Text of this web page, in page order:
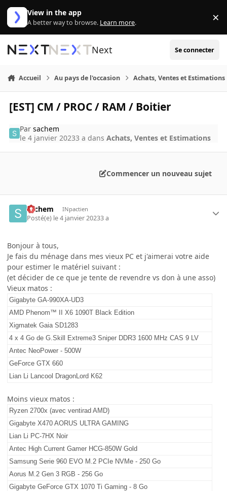
Aller au contenu
View in the app
A better way to browse. Learn more. ×
Next Se connecter
Accueil Au pays de l'occasion Achats, Ventes et Estimations
[EST] CM / PROC / RAM / Boitier
Parsachem
le 4 janvier 20233 a dansAchats, Ventes et Estimations
Commencer un nouveau sujet
sachem INpactien
Posté(e) le 4 janvier 20233 a
Bonjour à tous,
Je fais du ménage dans mes vieux PC et j'aimerai votre aide
pour estimer le matériel suivant :
(et décider de ce que je tente de revendre vs don à une asso)
Vieux matos :
Gigabyte GA-990XA-UD3
AMD Phenom™ II X6 1090T Black Edition
Xigmatek Gaia SD1283
4 x 4 Go de G.Skill Extreme3 Sniper DDR3 1600 MHz CAS 9 LV
Antec NeoPower - 500W
GeForce GTX 660
Lian Li Lancool DragonLord K62
Moins vieux matos :
Ryzen 2700x (avec ventirad AMD)
Gigabyte X470 AORUS ULTRA GAMING
Lian Li PC-7HX Noir
Antec High Current Gamer HCG-850W Gold
Samsung Serie 960 EVO M.2 PCIe NVMe - 250 Go
Aorus M.2 Gen 3 RGB - 256 Go
Gigabyte GeForce GTX 1070 Ti Gaming - 8 Go